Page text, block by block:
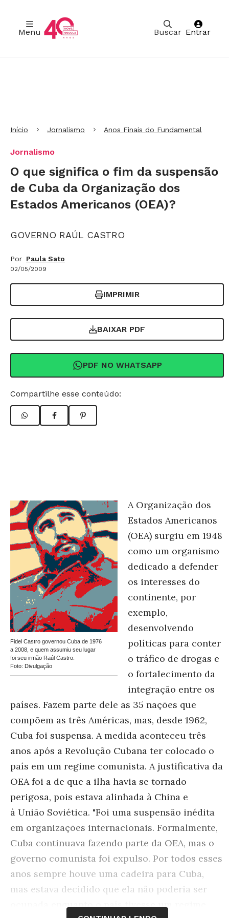
Buscar
Menu Entrar
Início Jornalismo Anos Finais do Fundamental
Jornalismo
O que significa o fim da suspensão
de Cuba da Organização dos
Estados Americanos (OEA)?
GOVERNO RAÚL CASTRO
Por Paula Sato
02/05/2009
IMPRIMIR
BAIXAR PDF
PDF NO WHATSAPP
Compartilhe esse conteúdo:
Fidel Castro governou Cuba de 1976
a 2008, e quem assumiu seu lugar
foi seu irmão Raúl Castro.
Foto: Divulgação
A Organização dos
Estados Americanos
(OEA) surgiu em 1948
como um organismo
dedicado a defender
os interesses do
continente, por
exemplo,
desenvolvendo
políticas para conter
o tráfico de drogas e
o fortalecimento da
integração entre os
países. Fazem parte dele as 35 nações que
compõem as três Américas, mas, desde 1962,
Cuba foi suspensa. A medida aconteceu três
anos após a Revolução Cubana ter colocado o
país em um regime comunista. A justificativa da
OEA foi a de que a ilha havia se tornado
perigosa, pois estava alinhada à China e
à União Soviética. "Foi uma suspensão inédita
em organizações internacionais. Formalmente,
Cuba continuava fazendo parte da OEA, mas o
governo comunista foi expulso. Por todos esses
anos sempre houve uma cadeira para Cuba,
mas estava decidido que ela não poderia ser
ocupada enquanto o país tivesse um regime